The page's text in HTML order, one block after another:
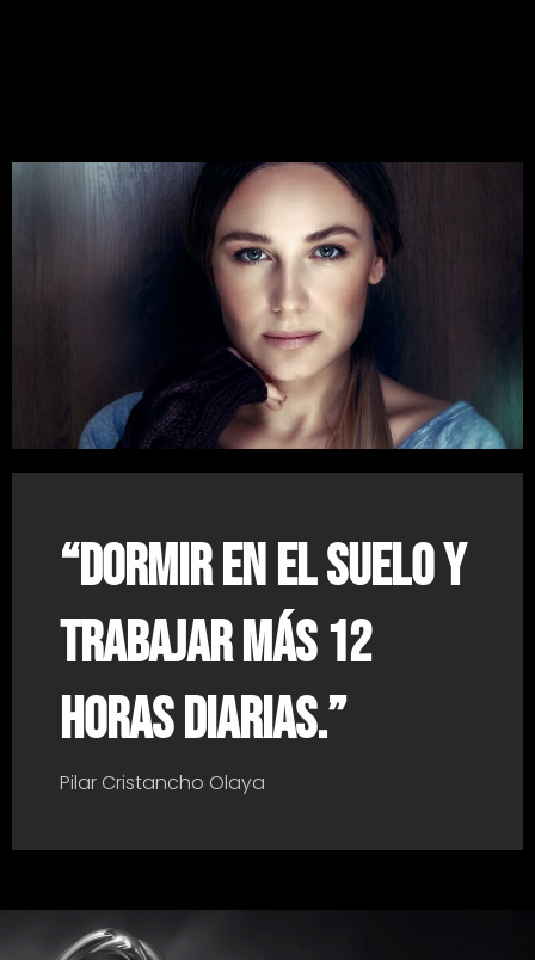
“Dormir en el suelo y
trabajar más 12
horas diarias.”
Pilar Cristancho Olaya